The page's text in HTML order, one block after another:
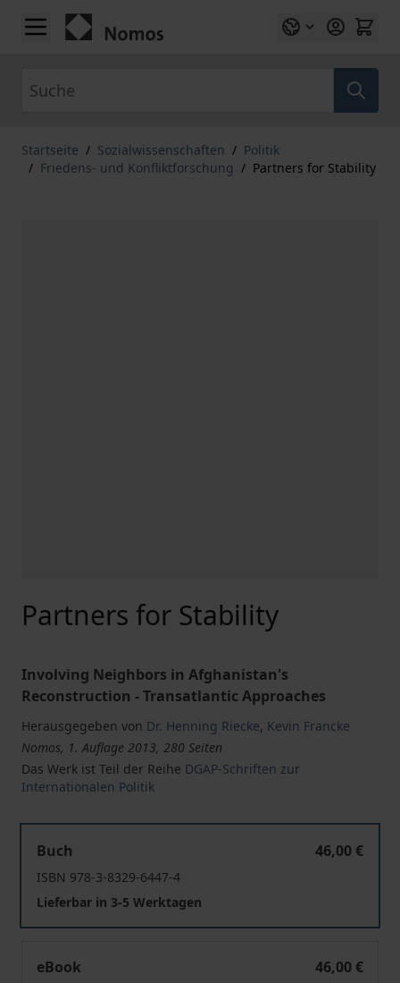
Zum Inhalt springen
Startseite / Sozialwissenschaften / Politik
/ Friedens- und Konfliktforschung / Partners for Stability
Partners for Stability
Involving Neighbors in Afghanistan's
Reconstruction - Transatlantic Approaches
Herausgegeben von Dr. Henning Riecke, Kevin Francke
Nomos, 1. Auflage 2013, 280 Seiten
Das Werk ist Teil der Reihe DGAP-Schriften zur
Internationalen Politik
Buch
46,00 €
ISBN 978-3-8329-6447-4
Lieferbar in 3-5 Werktagen
eBook
46,00 €